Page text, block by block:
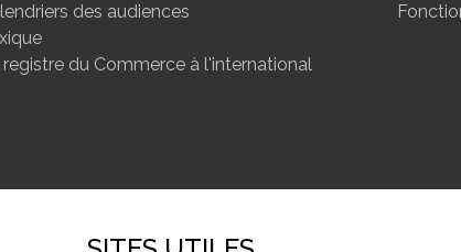
des audiences
registre du Commerce à l'international